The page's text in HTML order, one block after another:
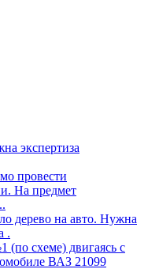
экспертиза
провести
На предмет
дерево на авто. Нужна
.
(по схеме) двигаясь с
ВАЗ 21099